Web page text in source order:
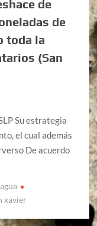
de
de
toda la
(San
Su estrategia
el cual además
De acuerdo
xavier